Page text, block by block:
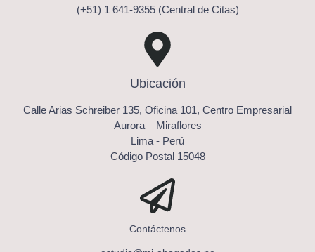
(+51) 1 641-9355 (Central de Citas)
Ubicación
Calle Arias Schreiber 135, Oficina 101, Centro Empresarial
Aurora – Miraflores
Lima - Perú
Código Postal 15048
Contáctenos